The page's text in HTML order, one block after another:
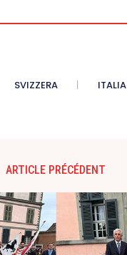
SVIZZERA ITALIA
ARTICLE PRÉCÉDENT